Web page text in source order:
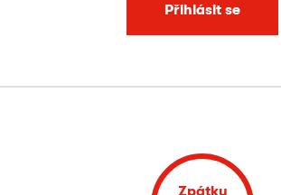
Přihlásit se
Zpátky